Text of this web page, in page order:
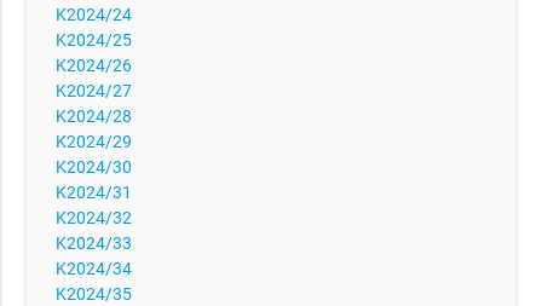
K2024/24
K2024/25
K2024/26
K2024/27
K2024/28
K2024/29
K2024/30
K2024/31
K2024/32
K2024/33
K2024/34
K2024/35